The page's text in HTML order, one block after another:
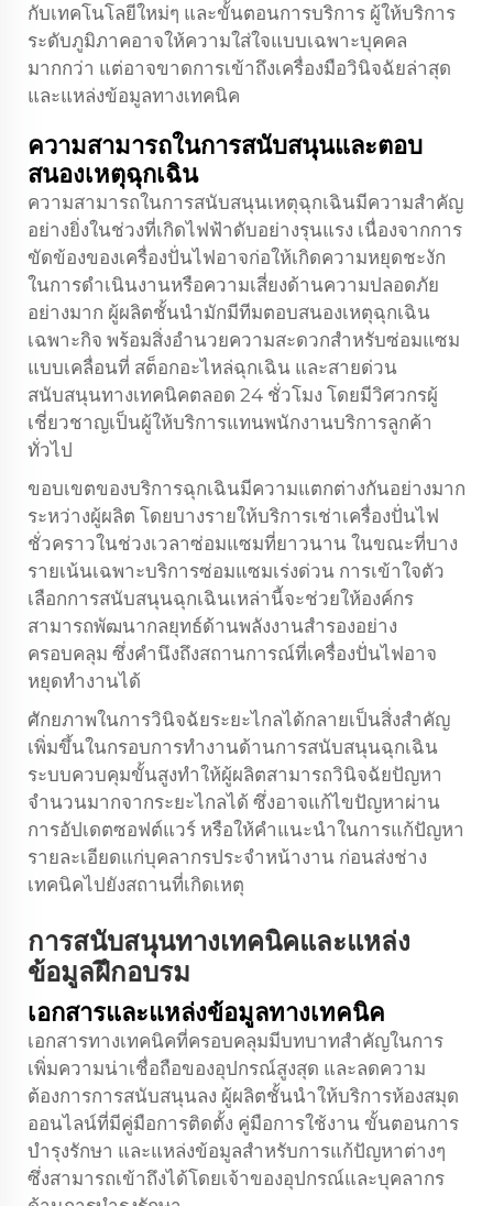
กับเทคโนโลยีใหม่ๆ และขั้นตอนการบริการ ผู้ให้บริการ
ระดับภูมิภาคอาจให้ความใส่ใจแบบเฉพาะบุคคล
มากกว่า แต่อาจขาดการเข้าถึงเครื่องมือวินิจฉัยล่าสุด
และแหล่งข้อมูลทางเทคนิค
ความสามารถในการสนับสนุนและตอบ
สนองเหตุฉุกเฉิน
ความสามารถในการสนับสนุนเหตุฉุกเฉินมีความสำคัญ
อย่างยิ่งในช่วงที่เกิดไฟฟ้าดับอย่างรุนแรง เนื่องจากการ
ขัดข้องของเครื่องปั่นไฟอาจก่อให้เกิดความหยุดชะงัก
ในการดำเนินงานหรือความเสี่ยงด้านความปลอดภัย
อย่างมาก ผู้ผลิตชั้นนำมักมีทีมตอบสนองเหตุฉุกเฉิน
เฉพาะกิจ พร้อมสิ่งอำนวยความสะดวกสำหรับซ่อมแซม
แบบเคลื่อนที่ สต็อกอะไหล่ฉุกเฉิน และสายด่วน
สนับสนุนทางเทคนิคตลอด 24 ชั่วโมง โดยมีวิศวกรผู้
เชี่ยวชาญเป็นผู้ให้บริการแทนพนักงานบริการลูกค้า
ทั่วไป
ขอบเขตของบริการฉุกเฉินมีความแตกต่างกันอย่างมาก
ระหว่างผู้ผลิต โดยบางรายให้บริการเช่าเครื่องปั่นไฟ
ชั่วคราวในช่วงเวลาซ่อมแซมที่ยาวนาน ในขณะที่บาง
รายเน้นเฉพาะบริการซ่อมแซมเร่งด่วน การเข้าใจตัว
เลือกการสนับสนุนฉุกเฉินเหล่านี้จะช่วยให้องค์กร
สามารถพัฒนากลยุทธ์ด้านพลังงานสำรองอย่าง
ครอบคลุม ซึ่งคำนึงถึงสถานการณ์ที่เครื่องปั่นไฟอาจ
หยุดทำงานได้
ศักยภาพในการวินิจฉัยระยะไกลได้กลายเป็นสิ่งสำคัญ
เพิ่มขึ้นในกรอบการทำงานด้านการสนับสนุนฉุกเฉิน
ระบบควบคุมขั้นสูงทำให้ผู้ผลิตสามารถวินิจฉัยปัญหา
จำนวนมากจากระยะไกลได้ ซึ่งอาจแก้ไขปัญหาผ่าน
การอัปเดตซอฟต์แวร์ หรือให้คำแนะนำในการแก้ปัญหา
รายละเอียดแก่บุคลากรประจำหน้างาน ก่อนส่งช่าง
เทคนิคไปยังสถานที่เกิดเหตุ
การสนับสนุนทางเทคนิคและแหล่ง
ข้อมูลฝึกอบรม
เอกสารและแหล่งข้อมูลทางเทคนิค
เอกสารทางเทคนิคที่ครอบคลุมมีบทบาทสำคัญในการ
เพิ่มความน่าเชื่อถือของอุปกรณ์สูงสุด และลดความ
ต้องการการสนับสนุนลง ผู้ผลิตชั้นนำให้บริการห้องสมุด
ออนไลน์ที่มีคู่มือการติดตั้ง คู่มือการใช้งาน ขั้นตอนการ
บำรุงรักษา และแหล่งข้อมูลสำหรับการแก้ปัญหาต่างๆ
ซึ่งสามารถเข้าถึงได้โดยเจ้าของอุปกรณ์และบุคลากร